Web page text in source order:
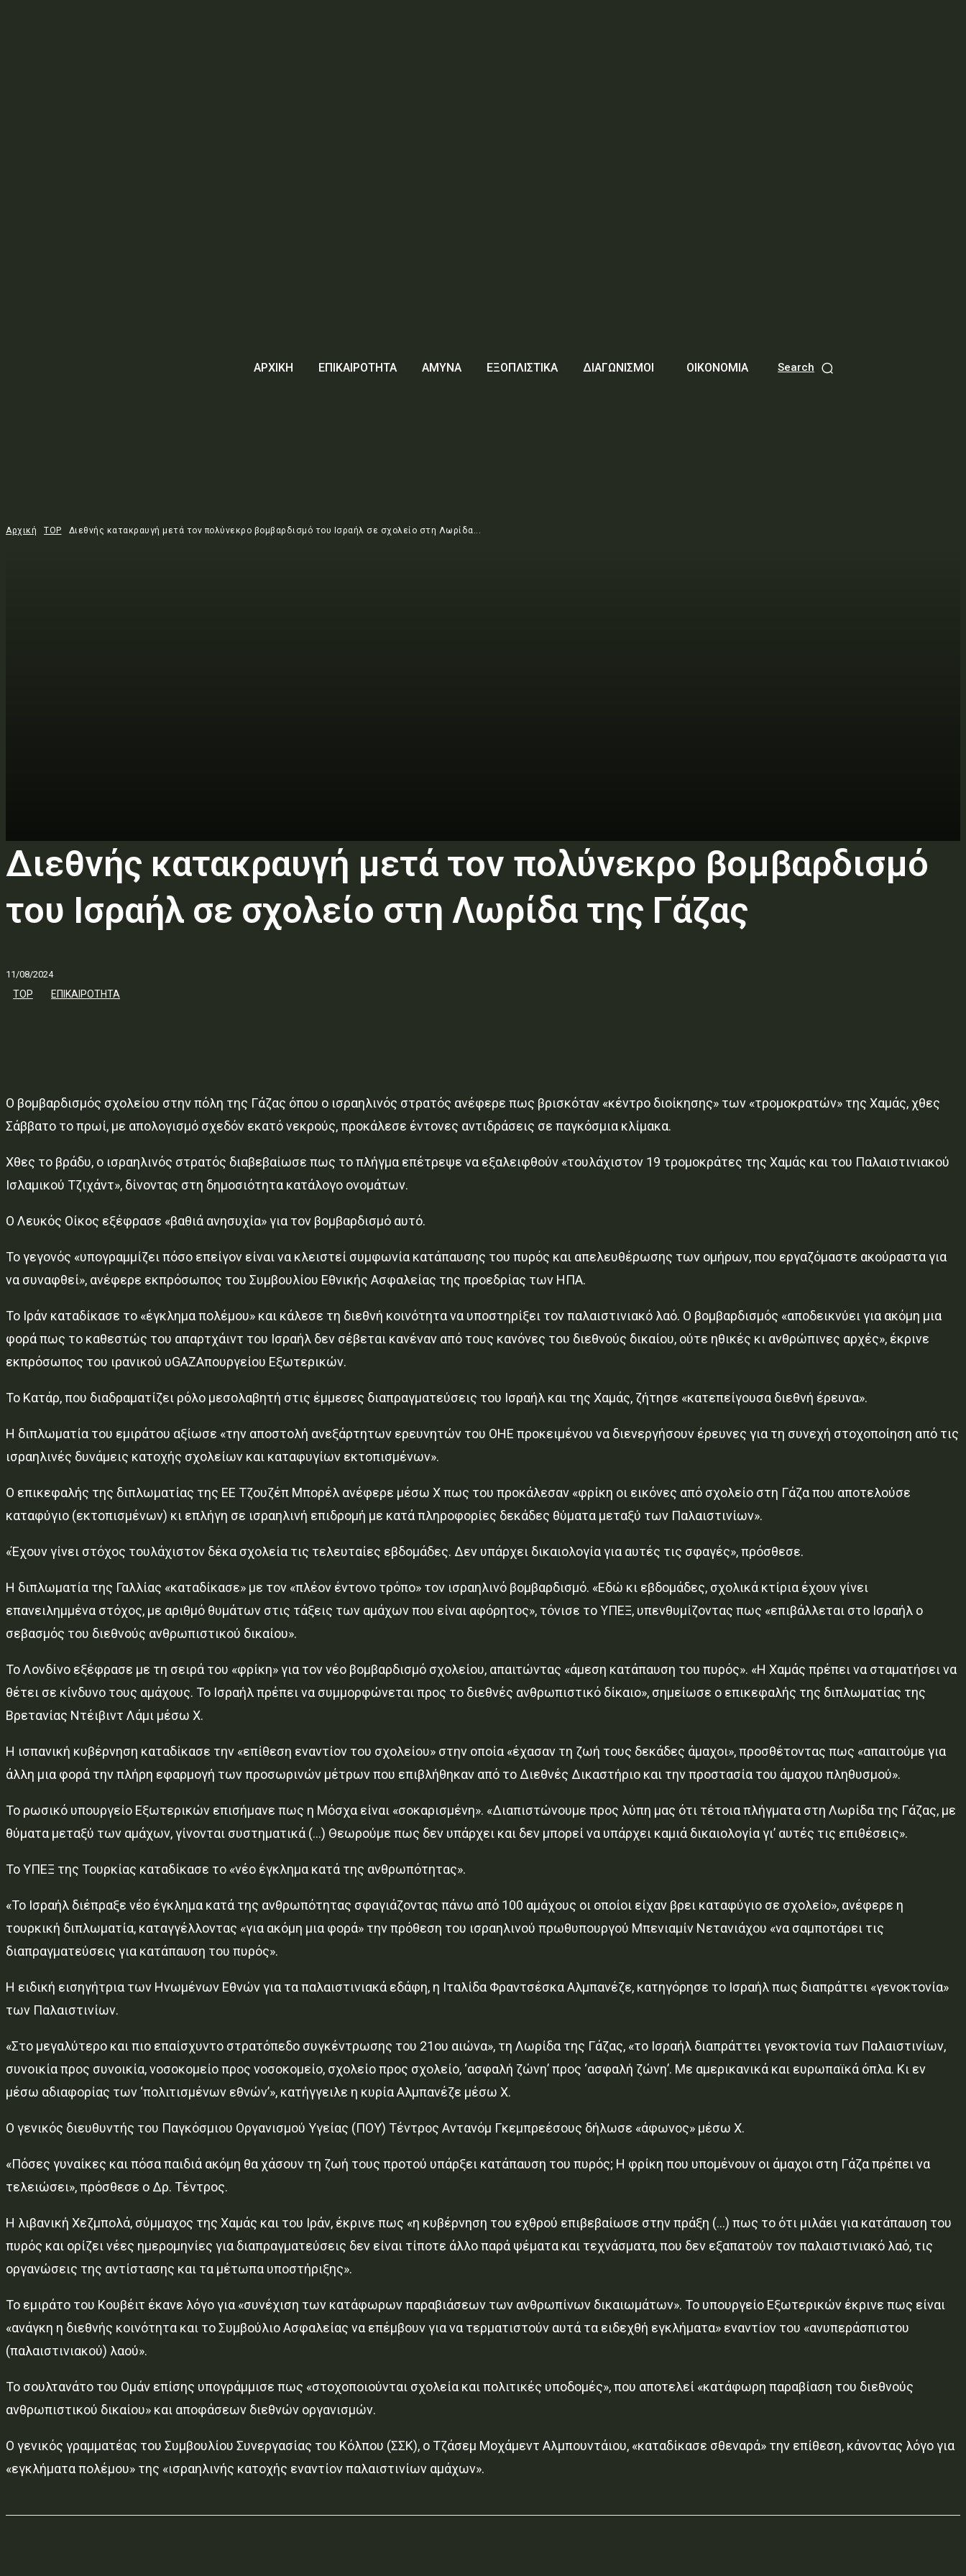
ΑΡΧΙΚΗ ΕΠΙΚΑΙΡΟΤΗΤΑ ΑΜΥΝΑ ΕΞΟΠΛΙΣΤΙΚΑ ΔΙΑΓΩΝΙΣΜΟΙ ΟΙΚΟΝΟΜΙΑ Search
Αρχική TOP Διεθνής κατακραυγή μετά τον πολύνεκρο βομβαρδισμό του Ισραήλ σε σχολείο στη Λωρίδα...
Διεθνής κατακραυγή μετά τον πολύνεκρο βομβαρδισμό
του Ισραήλ σε σχολείο στη Λωρίδα της Γάζας
11/08/2024
TOP ΕΠΙΚΑΙΡΟΤΗΤΑ
Ο βομβαρδισμός σχολείου στην πόλη της Γάζας όπου ο ισραηλινός στρατός ανέφερε πως βρισκόταν «κέντρο διοίκησης» των «τρομοκρατών» της Χαμάς, χθες
Σάββατο το πρωί, με απολογισμό σχεδόν εκατό νεκρούς, προκάλεσε έντονες αντιδράσεις σε παγκόσμια κλίμακα.
Χθες το βράδυ, ο ισραηλινός στρατός διαβεβαίωσε πως το πλήγμα επέτρεψε να εξαλειφθούν «τουλάχιστον 19 τρομοκράτες της Χαμάς και του Παλαιστινιακού
Ισλαμικού Τζιχάντ», δίνοντας στη δημοσιότητα κατάλογο ονομάτων.
Ο Λευκός Οίκος εξέφρασε «βαθιά ανησυχία» για τον βομβαρδισμό αυτό.
Το γεγονός «υπογραμμίζει πόσο επείγον είναι να κλειστεί συμφωνία κατάπαυσης του πυρός και απελευθέρωσης των ομήρων, που εργαζόμαστε ακούραστα για
να συναφθεί», ανέφερε εκπρόσωπος του Συμβουλίου Εθνικής Ασφαλείας της προεδρίας των ΗΠΑ.
Το Ιράν καταδίκασε το «έγκλημα πολέμου» και κάλεσε τη διεθνή κοινότητα να υποστηρίξει τον παλαιστινιακό λαό. Ο βομβαρδισμός «αποδεικνύει για ακόμη μια
φορά πως το καθεστώς του απαρτχάιντ του Ισραήλ δεν σέβεται κανέναν από τους κανόνες του διεθνούς δικαίου, ούτε ηθικές κι ανθρώπινες αρχές», έκρινε
εκπρόσωπος του ιρανικού υGAZAπουργείου Εξωτερικών.
Το Κατάρ, που διαδραματίζει ρόλο μεσολαβητή στις έμμεσες διαπραγματεύσεις του Ισραήλ και της Χαμάς, ζήτησε «κατεπείγουσα διεθνή έρευνα».
Η διπλωματία του εμιράτου αξίωσε «την αποστολή ανεξάρτητων ερευνητών του ΟΗΕ προκειμένου να διενεργήσουν έρευνες για τη συνεχή στοχοποίηση από τις
ισραηλινές δυνάμεις κατοχής σχολείων και καταφυγίων εκτοπισμένων».
Ο επικεφαλής της διπλωματίας της ΕΕ Τζουζέπ Μπορέλ ανέφερε μέσω X πως του προκάλεσαν «φρίκη οι εικόνες από σχολείο στη Γάζα που αποτελούσε
καταφύγιο (εκτοπισμένων) κι επλήγη σε ισραηλινή επιδρομή με κατά πληροφορίες δεκάδες θύματα μεταξύ των Παλαιστινίων».
«Έχουν γίνει στόχος τουλάχιστον δέκα σχολεία τις τελευταίες εβδομάδες. Δεν υπάρχει δικαιολογία για αυτές τις σφαγές», πρόσθεσε.
Η διπλωματία της Γαλλίας «καταδίκασε» με τον «πλέον έντονο τρόπο» τον ισραηλινό βομβαρδισμό. «Εδώ κι εβδομάδες, σχολικά κτίρια έχουν γίνει
επανειλημμένα στόχος, με αριθμό θυμάτων στις τάξεις των αμάχων που είναι αφόρητος», τόνισε το ΥΠΕΞ, υπενθυμίζοντας πως «επιβάλλεται στο Ισραήλ ο
σεβασμός του διεθνούς ανθρωπιστικού δικαίου».
Το Λονδίνο εξέφρασε με τη σειρά του «φρίκη» για τον νέο βομβαρδισμό σχολείου, απαιτώντας «άμεση κατάπαυση του πυρός». «Η Χαμάς πρέπει να σταματήσει να
θέτει σε κίνδυνο τους αμάχους. Το Ισραήλ πρέπει να συμμορφώνεται προς το διεθνές ανθρωπιστικό δίκαιο», σημείωσε ο επικεφαλής της διπλωματίας της
Βρετανίας Ντέιβιντ Λάμι μέσω X.
Η ισπανική κυβέρνηση καταδίκασε την «επίθεση εναντίον του σχολείου» στην οποία «έχασαν τη ζωή τους δεκάδες άμαχοι», προσθέτοντας πως «απαιτούμε για
άλλη μια φορά την πλήρη εφαρμογή των προσωρινών μέτρων που επιβλήθηκαν από το Διεθνές Δικαστήριο και την προστασία του άμαχου πληθυσμού».
Το ρωσικό υπουργείο Εξωτερικών επισήμανε πως η Μόσχα είναι «σοκαρισμένη». «Διαπιστώνουμε προς λύπη μας ότι τέτοια πλήγματα στη Λωρίδα της Γάζας, με
θύματα μεταξύ των αμάχων, γίνονται συστηματικά (…) Θεωρούμε πως δεν υπάρχει και δεν μπορεί να υπάρχει καμιά δικαιολογία γι’ αυτές τις επιθέσεις».
Το ΥΠΕΞ της Τουρκίας καταδίκασε το «νέο έγκλημα κατά της ανθρωπότητας».
«Το Ισραήλ διέπραξε νέο έγκλημα κατά της ανθρωπότητας σφαγιάζοντας πάνω από 100 αμάχους οι οποίοι είχαν βρει καταφύγιο σε σχολείο», ανέφερε η
τουρκική διπλωματία, καταγγέλλοντας «για ακόμη μια φορά» την πρόθεση του ισραηλινού πρωθυπουργού Μπενιαμίν Νετανιάχου «να σαμποτάρει τις
διαπραγματεύσεις για κατάπαυση του πυρός».
Η ειδική εισηγήτρια των Ηνωμένων Εθνών για τα παλαιστινιακά εδάφη, η Ιταλίδα Φραντσέσκα Αλμπανέζε, κατηγόρησε το Ισραήλ πως διαπράττει «γενοκτονία»
των Παλαιστινίων.
«Στο μεγαλύτερο και πιο επαίσχυντο στρατόπεδο συγκέντρωσης του 21ου αιώνα», τη Λωρίδα της Γάζας, «το Ισραήλ διαπράττει γενοκτονία των Παλαιστινίων,
συνοικία προς συνοικία, νοσοκομείο προς νοσοκομείο, σχολείο προς σχολείο, ‘ασφαλή ζώνη’ προς ‘ασφαλή ζώνη’. Με αμερικανικά και ευρωπαϊκά όπλα. Κι εν
μέσω αδιαφορίας των ‘πολιτισμένων εθνών’», κατήγγειλε η κυρία Αλμπανέζε μέσω X.
Ο γενικός διευθυντής του Παγκόσμιου Οργανισμού Υγείας (ΠΟΥ) Τέντρος Αντανόμ Γκεμπρεέσους δήλωσε «άφωνος» μέσω X.
«Πόσες γυναίκες και πόσα παιδιά ακόμη θα χάσουν τη ζωή τους προτού υπάρξει κατάπαυση του πυρός; Η φρίκη που υπομένουν οι άμαχοι στη Γάζα πρέπει να
τελειώσει», πρόσθεσε ο Δρ. Τέντρος.
Η λιβανική Χεζμπολά, σύμμαχος της Χαμάς και του Ιράν, έκρινε πως «η κυβέρνηση του εχθρού επιβεβαίωσε στην πράξη (…) πως το ότι μιλάει για κατάπαυση του
πυρός και ορίζει νέες ημερομηνίες για διαπραγματεύσεις δεν είναι τίποτε άλλο παρά ψέματα και τεχνάσματα, που δεν εξαπατούν τον παλαιστινιακό λαό, τις
οργανώσεις της αντίστασης και τα μέτωπα υποστήριξης».
Το εμιράτο του Κουβέιτ έκανε λόγο για «συνέχιση των κατάφωρων παραβιάσεων των ανθρωπίνων δικαιωμάτων». Το υπουργείο Εξωτερικών έκρινε πως είναι
«ανάγκη η διεθνής κοινότητα και το Συμβούλιο Ασφαλείας να επέμβουν για να τερματιστούν αυτά τα ειδεχθή εγκλήματα» εναντίον του «ανυπεράσπιστου
(παλαιστινιακού) λαού».
Το σουλτανάτο του Ομάν επίσης υπογράμμισε πως «στοχοποιούνται σχολεία και πολιτικές υποδομές», που αποτελεί «κατάφωρη παραβίαση του διεθνούς
ανθρωπιστικού δικαίου» και αποφάσεων διεθνών οργανισμών.
Ο γενικός γραμματέας του Συμβουλίου Συνεργασίας του Κόλπου (ΣΣΚ), ο Τζάσεμ Μοχάμεντ Αλμπουντάιου, «καταδίκασε σθεναρά» την επίθεση, κάνοντας λόγο για
«εγκλήματα πολέμου» της «ισραηλινής κατοχής εναντίον παλαιστινίων αμάχων».